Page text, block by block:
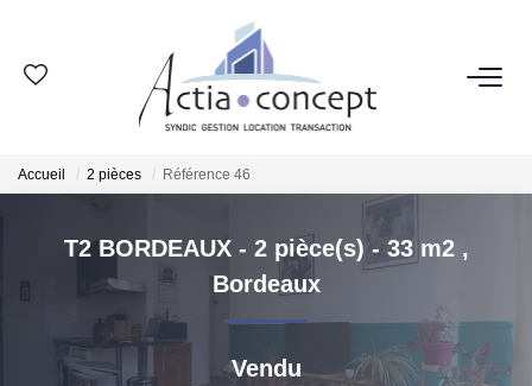
GROUPE ACTIA
Nos Agences
Notre Équipe
Nos Actualités
Nos Avis Clients
ESPACE CLIENT
Accueil 2 pièces Référence 46
T2 BORDEAUX - 2 pièce(s) - 33 m2 ,
Bordeaux
Vendu